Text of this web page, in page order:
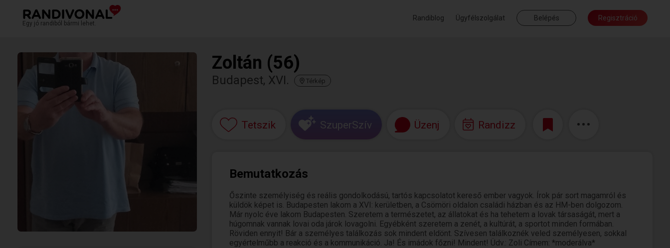
Egy jó randiból bármi lehet.
Randiblog Ügyfélszolgálat Belépés Regisztráció
Zoltán (56)
Budapest, XVI. Térkép
Tetszik SzuperSzív Üzenj Randizz
Bemutatkozás
Őszinte személyiség és reális gondolkodású, tartós kapcsolatot kereső ember vagyok. Írok pár sort magamról és
küldök képet is. Budapesten lakom a XVI: kerületben, a Csömöri oldalon családi házban és az HM-ben dolgozom.
Már nyolc éve lakom Budapesten. Szeretem a természetet, az állatokat és ha tehetem a lovak társaságát, mert a
húgomnak vannak lovai oda járok lovagolni. Egyébként szeretem a zenét, a kultúrát, a sportot minden formában.
Röviden ennyit! Bár a személyes találkozás sok mindent eldönt. Szívesen találkoznék veled személyesen, sokkal
egyértelműbb a reakció és a kommunikáció. Ja! És imádok főzni! Mindent! Üdv.: Zoli Címem: *moderálva*